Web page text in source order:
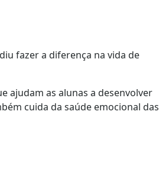
fazer a diferença na vida de
ajudam as alunas a desenvolver
cuida da saúde emocional das